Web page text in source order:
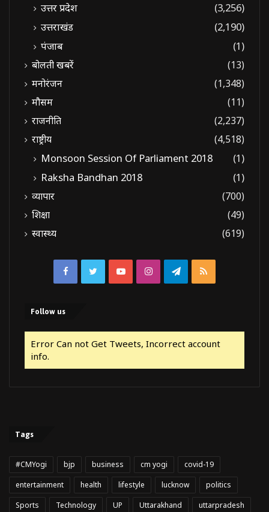
उत्तर प्रदेश
(3,256)
उत्तराखंड
(2,190)
पंजाब
(1)
बोलती खबरें
(13)
मनोरंजन
(1,348)
मौसम
(11)
राजनीति
(2,237)
राष्ट्रीय
(4,518)
Monsoon Session Of Parliament 2018
(1)
Raksha Bandhan 2018
(1)
व्यापार
(700)
शिक्षा
(49)
स्वास्थ्य
(619)
FacebookTwitterYouTubeInstagramTelegram
RSS
Follow us
Error Can not Get Tweets, Incorrect account
info.
Tags
#CMYogi bjp business cm yogi
covid-19
entertainment
health lifestyle lucknow
politics
Sports
Technology UP Uttarakhand uttarpradesh